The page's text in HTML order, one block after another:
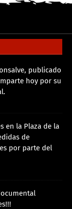
publicado
hoy por su
en la Plaza de la
de
por parte del